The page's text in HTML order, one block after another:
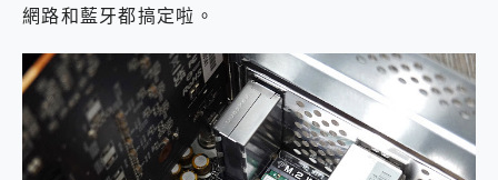
網路和藍牙都搞定啦。